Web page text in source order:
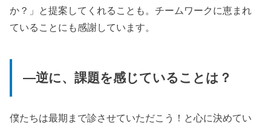
か？」と提案してくれることも。チームワークに恵まれ
ていることにも感謝しています。
—逆に、課題を感じていることは？
僕たちは最期まで診させていただこう！と心に決めてい